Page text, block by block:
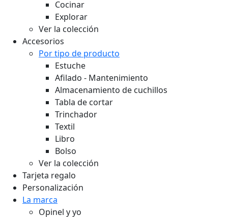
Cocinar
Explorar
Ver la colección
Accesorios
Por tipo de producto
Estuche
Afilado - Mantenimiento
Almacenamiento de cuchillos
Tabla de cortar
Trinchador
Textil
Libro
Bolso
Ver la colección
Tarjeta regalo
Personalización
La marca
Opinel y yo